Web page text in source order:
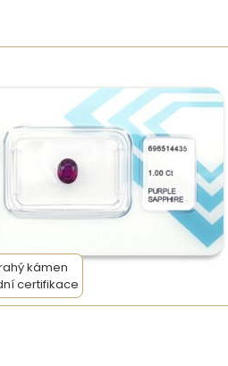
kámen
certifikace